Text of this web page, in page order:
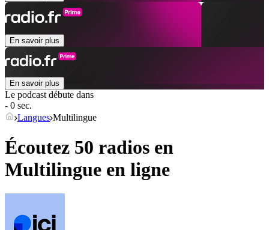
En savoir plus
En savoir plus
Le podcast débute dans
- 0 sec.
Langues Multilingue
Écoutez 50 radios en
Multilingue en ligne